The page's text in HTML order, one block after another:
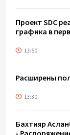
Проект SDC
графика в
13:50
Расширены
13:30
Бахтияр
-